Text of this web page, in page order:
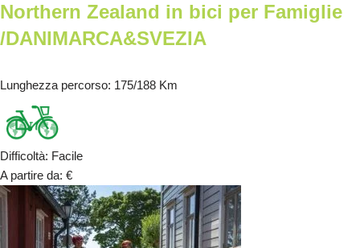
Northern Zealand in bici per Famiglie
/DANIMARCA&SVEZIA
Lunghezza percorso: 175/188 Km
Difficoltà: Facile
A partire da: €